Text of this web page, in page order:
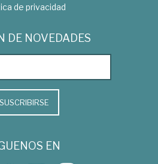
de privacidad
DE NOVEDADES
SUSCRIBIRSE
EN